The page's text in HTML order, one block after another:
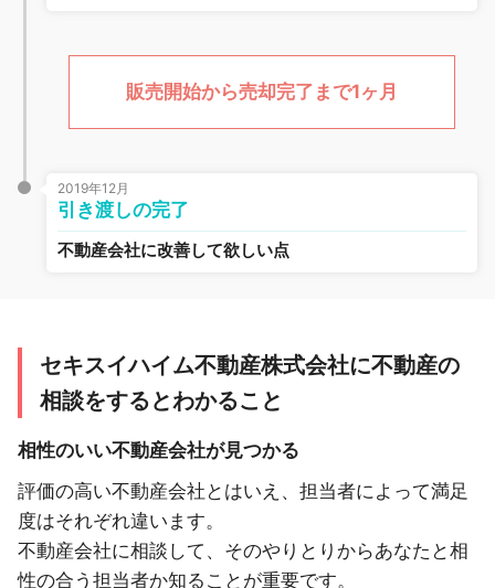
販売開始から売却完了まで1ヶ月
2019年12月
引き渡しの完了
不動産会社に改善して欲しい点
セキスイハイム不動産株式会社に不動産の
相談をするとわかること
相性のいい不動産会社が見つかる
評価の高い不動産会社とはいえ、担当者によって満足
度はそれぞれ違います。
不動産会社に相談して、そのやりとりからあなたと相
性の合う担当者か知ることが重要です。